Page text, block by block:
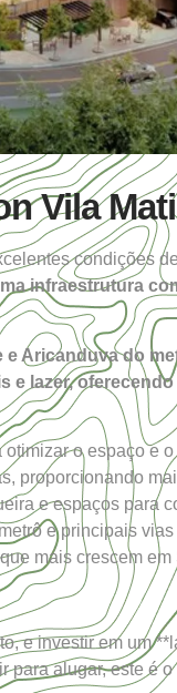
Vila
condições
infraestrutura
e Aricanduva do
lazer,
o espaço e o
proporcionando
e espaços para
e principais
mais crescem em
e investir em um
para alugar, este é